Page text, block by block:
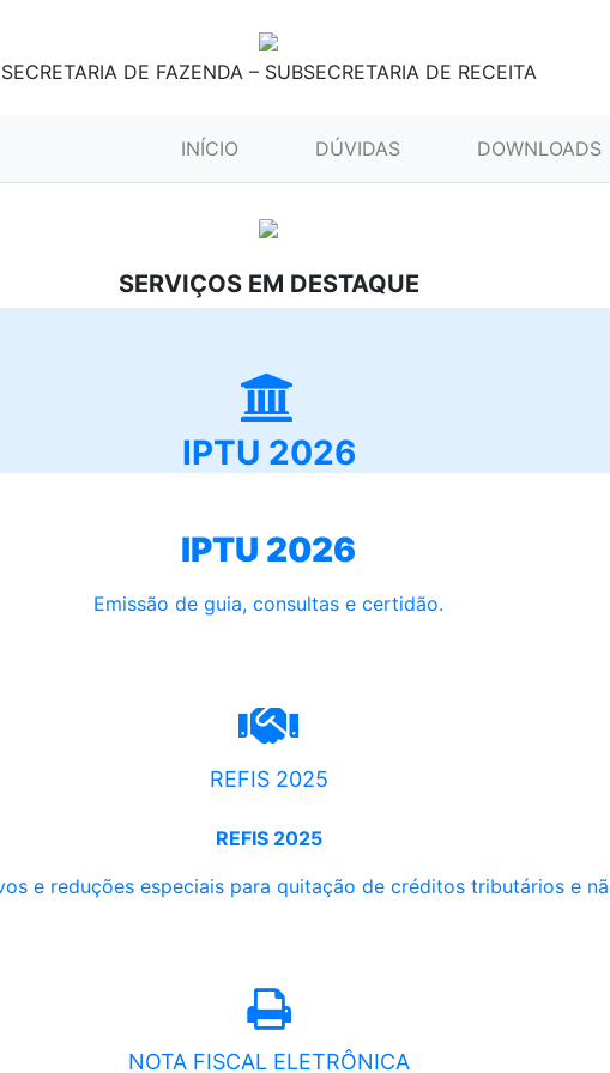
SECRETARIA DE FAZENDA – SUBSECRETARIA DE RECEITA
INÍCIO (CURRENT)DÚVIDAS DOWNLOADS
SERVIÇOS EM DESTAQUE
IPTU 2026
IPTU 2026
Emissão de guia, consultas e certidão.
REFIS 2025
REFIS 2025
e reduções especiais para quitação de créditos tributários e
NOTA FISCAL ELETRÔNICA